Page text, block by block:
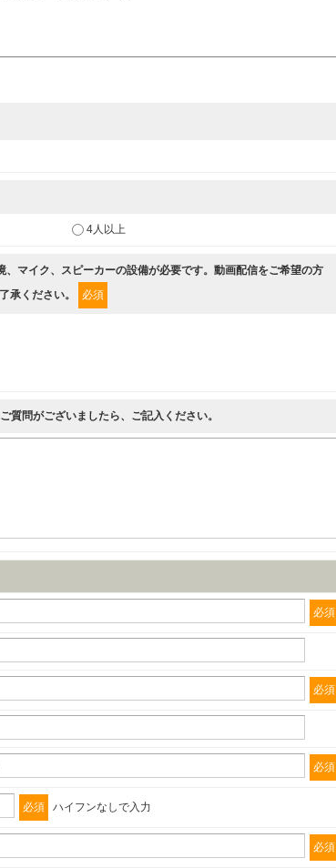
4人以上
マイク、スピーカーの設備が必要です。動画配信をご希望の方
承ください。
必須
質問がございましたら、ご記入ください。
必須
必須
必須
必須 ハイフンなしで入力
必須